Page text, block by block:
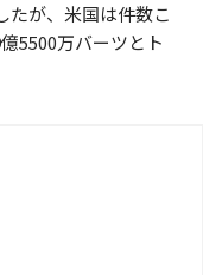
たが、米国は件数こ
5500万バーツとト